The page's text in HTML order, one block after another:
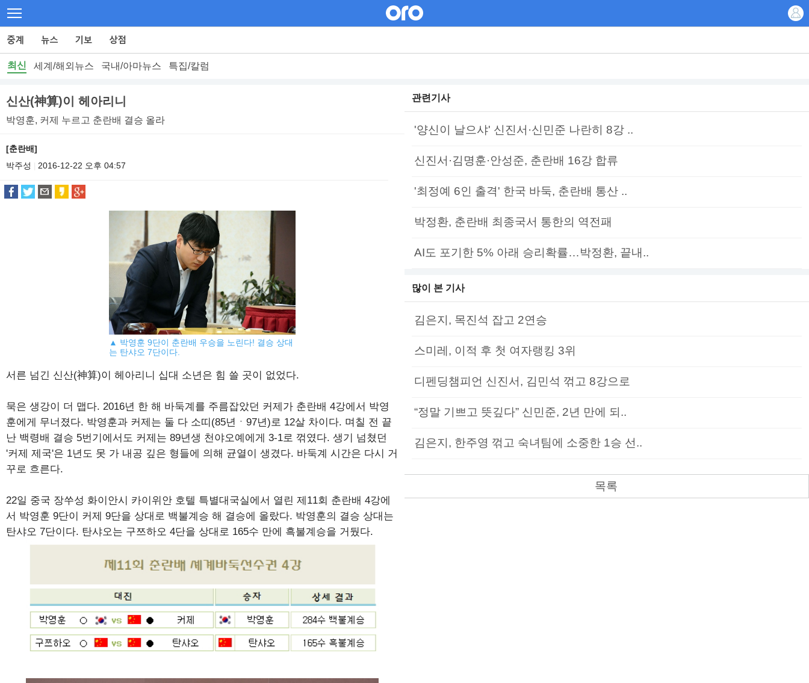
최신 세계/해외뉴스 국내/아마뉴스 특집/칼럼
신산(神算)이 헤아리니
박영훈, 커제 누르고 춘란배 결승 올라
[춘란배]
박주성
2016-12-22 오후 04:57
▲ 박영훈 9단이 춘란배 우승을 노린다! 결승 상대
는 탄샤오 7단이다.
서른 넘긴 신산(神算)이 헤아리니 십대 소년은 힘 쓸 곳이 없었다.
묵은 생강이 더 맵다. 2016년 한 해 바둑계를 주름잡았던 커제가 춘란배 4강에서 박영
훈에게 무너졌다. 박영훈과 커제는 둘 다 소띠(85년ㆍ97년)로 12살 차이다. 며칠 전 끝
난 백령배 결승 5번기에서도 커제는 89년생 천야오예에게 3-1로 꺾였다. 생기 넘쳤던
'커제 제국'은 1년도 못 가 내공 깊은 형들에 의해 균열이 생겼다. 바둑계 시간은 다시 거
꾸로 흐른다.
22일 중국 장쑤성 화이안시 카이위안 호텔 특별대국실에서 열린 제11회 춘란배 4강에
서 박영훈 9단이 커제 9단을 상대로 백불계승 해 결승에 올랐다. 박영훈의 결승 상대는
탄샤오 7단이다. 탄샤오는 구쯔하오 4단을 상대로 165수 만에 흑불계승을 거뒀다.
관련기사
'양신이 날으샤' 신진서·신민준 나란히 8강 ..
신진서·김명훈·안성준, 춘란배 16강 합류
'최정예 6인 출격' 한국 바둑, 춘란배 통산 ..
박정환, 춘란배 최종국서 통한의 역전패
AI도 포기한 5% 아래 승리확률…박정환, 끝내..
많이 본 기사
김은지, 목진석 잡고 2연승
스미레, 이적 후 첫 여자랭킹 3위
디펜딩챔피언 신진서, 김민석 꺾고 8강으로
“정말 기쁘고 뜻깊다” 신민준, 2년 만에 되..
김은지, 한주영 꺾고 숙녀팀에 소중한 1승 선..
목록